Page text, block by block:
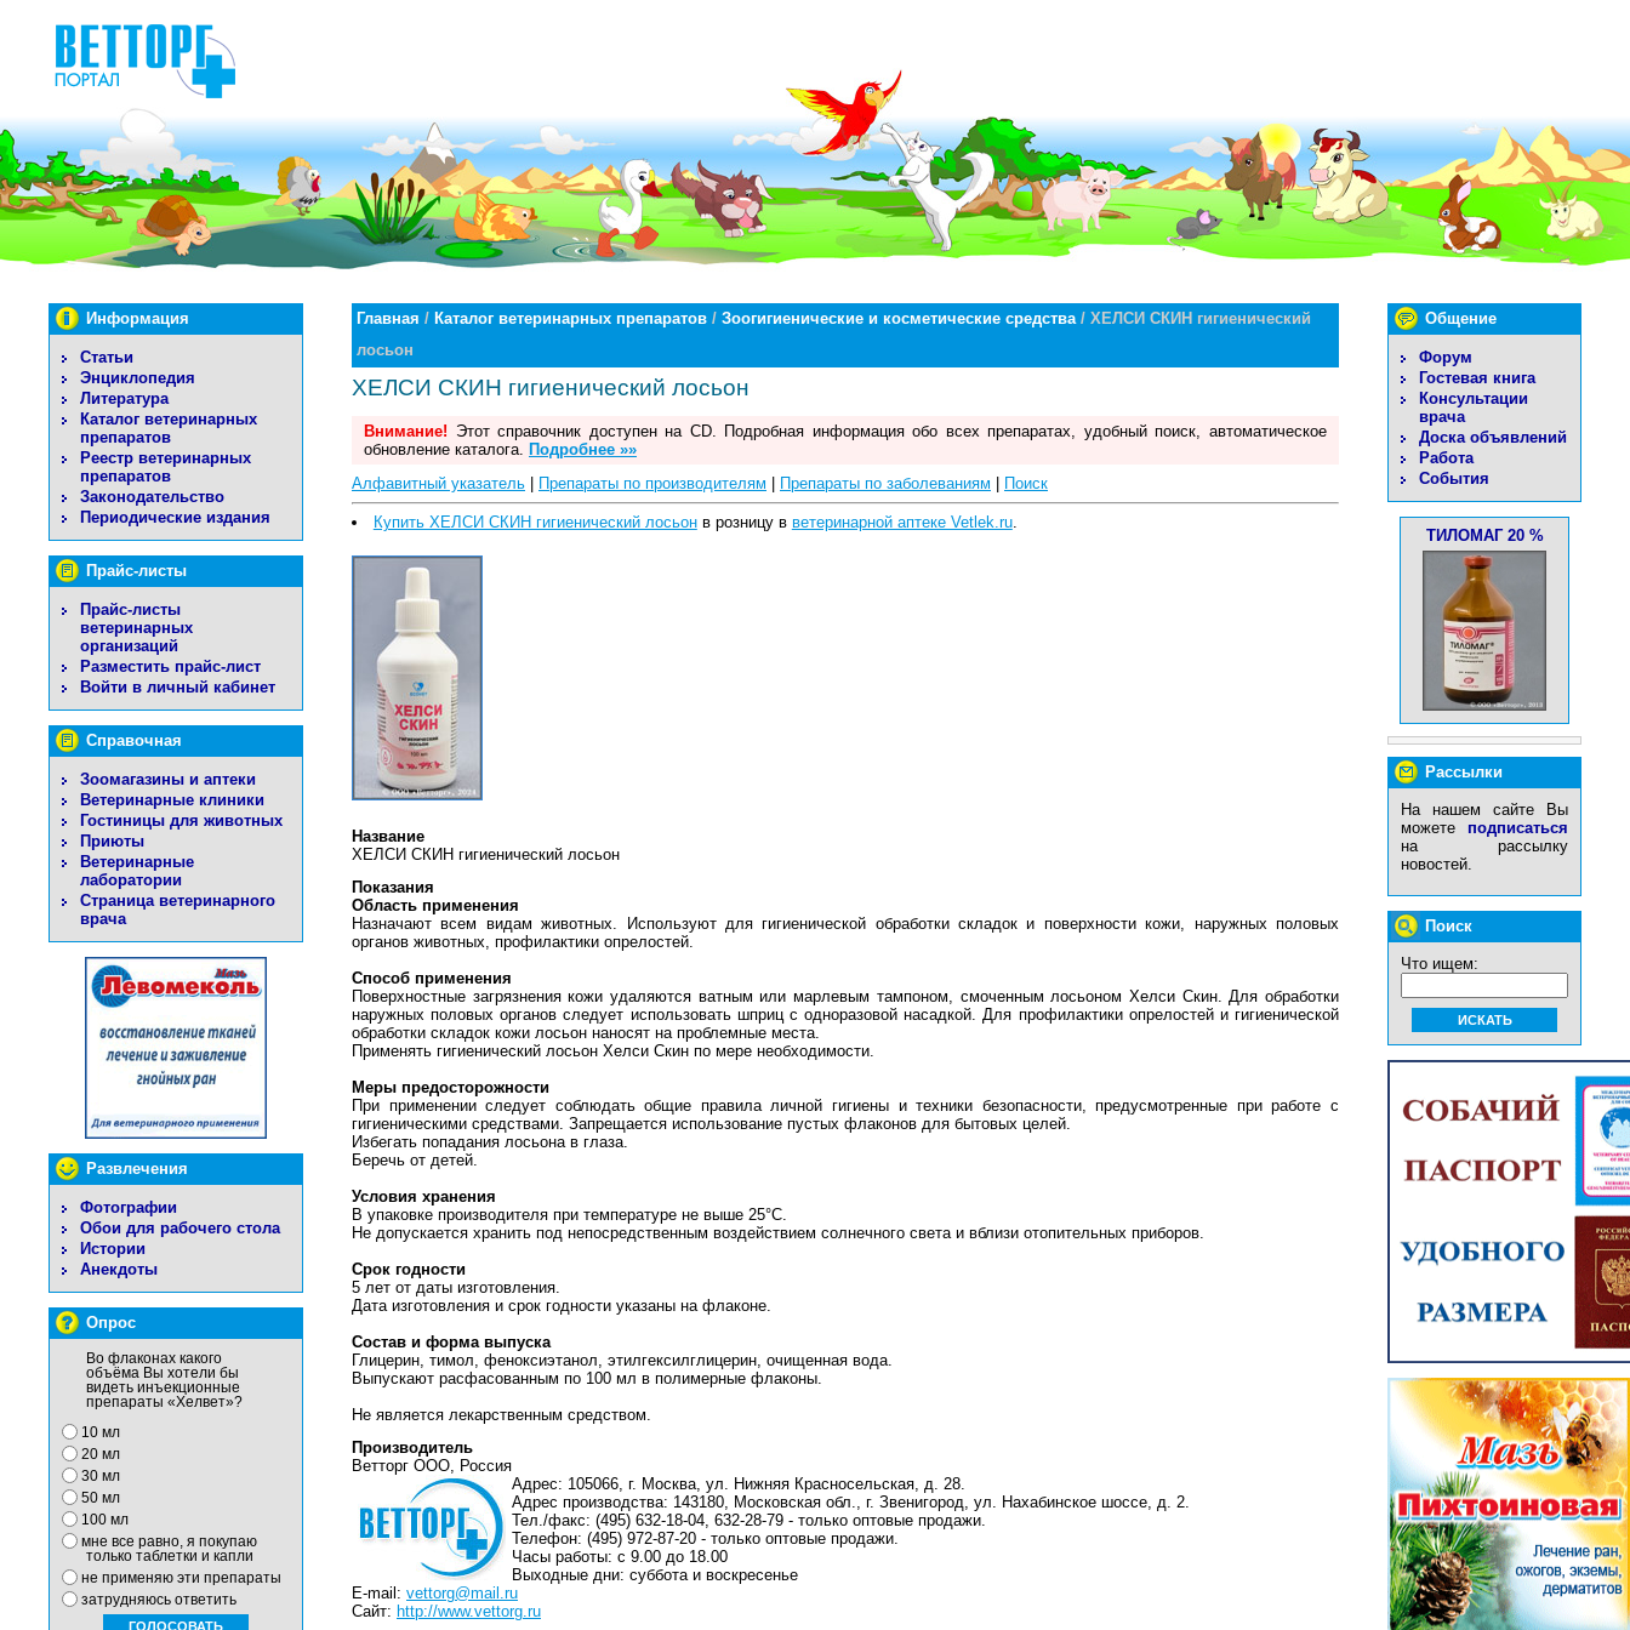
Информация
Статьи
Энциклопедия
Литература
Каталог ветеринарных
препаратов
Реестр ветеринарных
препаратов
Законодательство
Периодические издания
Прайс-листы
Прайс-листы
ветеринарных
организаций
Разместить прайс-лист
Войти в личный кабинет
Справочная
Зоомагазины и аптеки
Ветеринарные клиники
Гостиницы для животных
Приюты
Ветеринарные
лаборатории
Страница ветеринарного
врача
Развлечения
Фотографии
Обои для рабочего стола
Истории
Анекдоты
Опрос
Во флаконах какого
объёма Вы хотели бы
видеть инъекционные
препараты «Хелвет»?
10 мл
20 мл
30 мл
50 мл
100 мл
мне все равно, я покупаю
только таблетки и капли
не применяю эти препараты
затрудняюсь ответить
Общение
Форум
Гостевая книга
Консультации
врача
Доска объявлений
Работа
События
ТИЛОМАГ 20 %
Рассылки
На нашем сайте Вы
можете подписаться
на рассылку
новостей.
Поиск
Что ищем:
Главная / Каталог ветеринарных препаратов / Зоогигиенические и косметические средства/ ХЕЛСИ СКИН гигиенический
лосьон
ХЕЛСИ СКИН гигиенический лосьон
Внимание! Этот справочник доступен на CD. Подробная информация обо всех препаратах, удобный поиск, автоматическое
обновление каталога. Подробнее »»
Алфавитный указатель
Препараты по производителям Препараты по заболеваниям Поиск
Купить ХЕЛСИ СКИН гигиенический лосьонв розницу в ветеринарной аптеке Vetlek.ru.
Название
ХЕЛСИ СКИН гигиенический лосьон
Показания
Область применения
Назначают всем видам животных. Используют для гигиенической обработки складок и поверхности кожи, наружных половых
органов животных, профилактики опрелостей.
Способ применения
Поверхностные загрязнения кожи удаляются ватным или марлевым тампоном, смоченным лосьоном Хелси Скин. Для обработки
наружных половых органов следует использовать шприц с одноразовой насадкой. Для профилактики опрелостей и гигиенической
обработки складок кожи лосьон наносят на проблемные места.
Применять гигиенический лосьон Хелси Скин по мере необходимости.
Меры предосторожности
При применении следует соблюдать общие правила личной гигиены и техники безопасности, предусмотренные при работе с
гигиеническими средствами. Запрещается использование пустых флаконов для бытовых целей.
Избегать попадания лосьона в глаза.
Беречь от детей.
Условия хранения
В упаковке производителя при температуре не выше 25°С.
Не допускается хранить под непосредственным воздействием солнечного света и вблизи отопительных приборов.
Срок годности
5 лет от даты изготовления.
Дата изготовления и срок годности указаны на флаконе.
Состав и форма выпуска
Глицерин, тимол, феноксиэтанол, этилгексилглицерин, очищенная вода.
Выпускают расфасованным по 100 мл в полимерные флаконы.
Не является лекарственным средством.
Производитель
Ветторг ООО, Россия
Адрес: 105066, г. Москва, ул. Нижняя Красносельская, д. 28.
Адрес производства: 143180, Московская обл., г. Звенигород, ул. Нахабинское шоссе, д. 2.
Тел./факс: (495) 632-18-04, 632-28-79 - только оптовые продажи.
Телефон: (495) 972-87-20 - только оптовые продажи.
Часы работы: с 9.00 до 18.00
Выходные дни: суббота и воскресенье
E-mail: vettorg@mail.ru
Сайт: http://www.vettorg.ru